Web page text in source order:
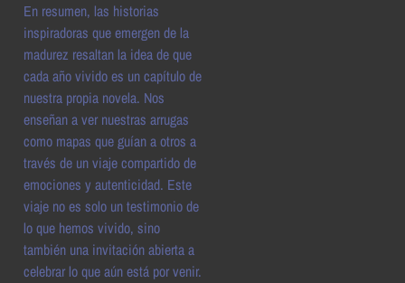
En resumen, las historias
inspiradoras que emergen de la
madurez resaltan la idea de que
cada año vivido es un capítulo de
nuestra propia novela. Nos
enseñan a ver nuestras arrugas
como mapas que guían a otros a
través de un viaje compartido de
emociones y autenticidad. Este
viaje no es solo un testimonio de
lo que hemos vivido, sino
también una invitación abierta a
celebrar lo que aún está por venir.